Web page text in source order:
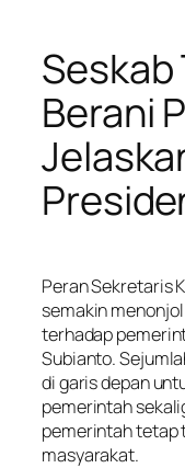
Seskab
Berani
Peran Sekretaris
semakin
terhadap
Subianto.
di garis depan
pemerintah
pemerintah tetap
masyarakat.